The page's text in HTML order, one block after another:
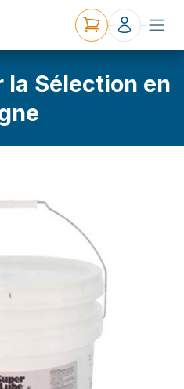
la Sélection en